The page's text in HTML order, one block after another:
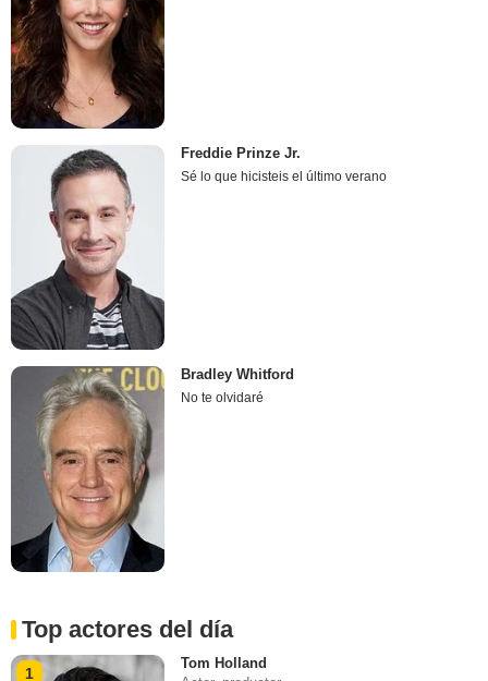
Freddie Prinze Jr.
Sé lo que hicisteis el último verano
Bradley Whitford
No te olvidaré
Top actores del día
1
Tom Holland